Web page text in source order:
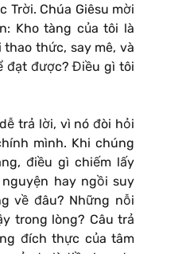
Trời. Chúa Giêsu mời
Kho tàng của tôi là
thức, say mê, và
đạt được? Điều gì tôi
trả lời, vì nó đòi hỏi
mình. Khi chúng
điều gì chiếm lấy
hay ngồi suy
về đâu? Những nỗi
trong lòng? Câu trả
đích thực của tâm